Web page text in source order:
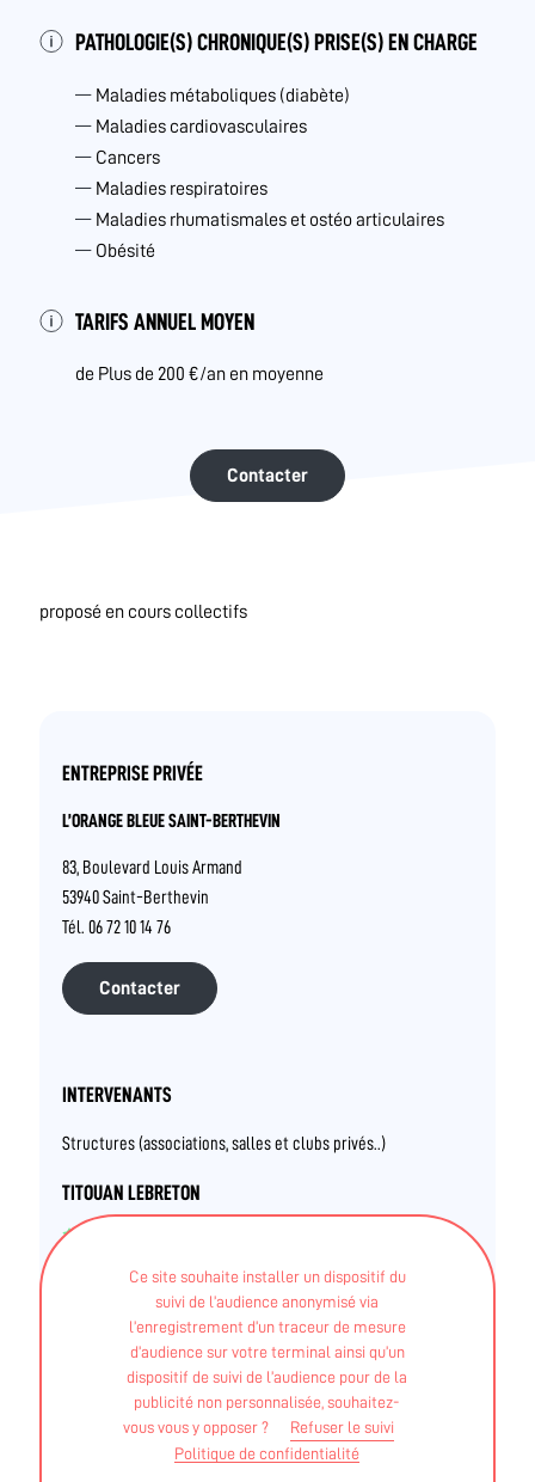
Ce site souhaite installer un dispositif du
suivi de l’audience anonymisé via
l’enregistrement d’un traceur de mesure
d’audience sur votre terminal ainsi qu’un
dispositif de suivi de l’audience pour de la
publicité non personnalisée, souhaitez-
vous vous y opposer ?
Refuser le suivi
Politique de confidentialité
PATHOLOGIE(S) CHRONIQUE(S) PRISE(S) EN CHARGE
Maladies métaboliques (diabète)
Maladies cardiovasculaires
Cancers
Maladies respiratoires
Maladies rhumatismales et ostéo articulaires
Obésité
TARIFS ANNUEL MOYEN
de Plus de 200 €/an en moyenne
Contacter
proposé en cours collectifs
ENTREPRISE PRIVÉE
L’ORANGE BLEUE SAINT-BERTHEVIN
83, Boulevard Louis Armand
53940 Saint-Berthevin
Tél. 06 72 10 14 76
Contacter
INTERVENANTS
Structures (associations, salles et clubs privés..)
TITOUAN LEBRETON
BPJEPS - (4 UC) - Educateur sportif - Activités de la
forme - mentions "haltérophilie, musculation" et
"activités de la forme - cours collectifs"
LAUREEN BOIVIN
BPJEPS - (4 UC) - Educateur sportif - Activités de la